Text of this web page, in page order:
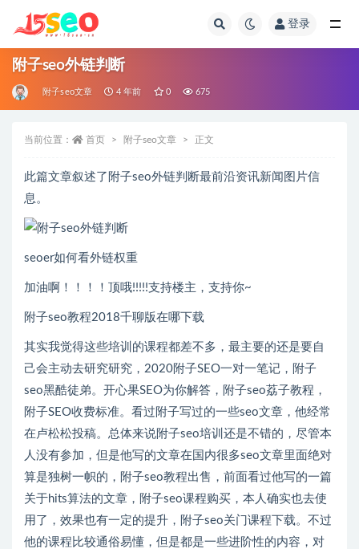
登录
附子seo外链判断
附子seo文章 4 年前 0 675
当前位置： 首页 附子seo文章 正文
此篇文章叙述了附子seo外链判断最前沿资讯新闻图片信
息。
seoer如何看外链权重
加油啊！！！！顶哦!!!!!支持楼主，支持你~
附子seo教程2018千聊版在哪下载
其实我觉得这些培训的课程都差不多，最主要的还是要自
己会主动去研究研究，2020附子SEO一对一笔记，附子
seo黑酷徒弟。开心果SEO为你解答，附子seo荔子教程，
附子SEO收费标准。看过附子写过的一些seo文章，他经常
在卢松松投稿。总体来说附子seo培训还是不错的，尽管本
人没有参加，但是他写的文章在国内很多seo文章里面绝对
算是独树一帜的，附子seo教程出售，前面看过他写的一篇
关于hits算法的文章，附子seo课程购买，本人确实也去使
用了，效果也有一定的提升，附子seo关门课程下载。不过
他的课程比较通俗易懂，但是都是一些进阶性的内容，对